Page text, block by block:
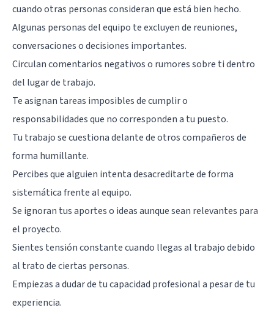
cuando otras personas consideran que está bien hecho.
Algunas personas del equipo te excluyen de reuniones,
conversaciones o decisiones importantes.
Circulan comentarios negativos o rumores sobre ti dentro
del lugar de trabajo.
Te asignan tareas imposibles de cumplir o
responsabilidades que no corresponden a tu puesto.
Tu trabajo se cuestiona delante de otros compañeros de
forma humillante.
Percibes que alguien intenta desacreditarte de forma
sistemática frente al equipo.
Se ignoran tus aportes o ideas aunque sean relevantes para
el proyecto.
Sientes tensión constante cuando llegas al trabajo debido
al trato de ciertas personas.
Empiezas a dudar de tu capacidad profesional a pesar de tu
experiencia.